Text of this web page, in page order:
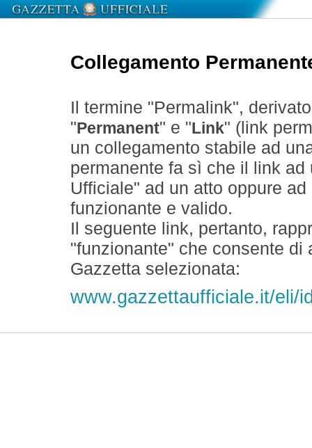
Collegamento
Il termine "Permalink",
" Permanent" e " Link" (link
un collegamento stabile ad
permanente fa sì che il link
Ufficiale" ad un atto oppure
funzionante e valido.
Il seguente link, pertanto,
"funzionante" che consente
Gazzetta selezionata:
www.gazzettaufficiale.it/eli/